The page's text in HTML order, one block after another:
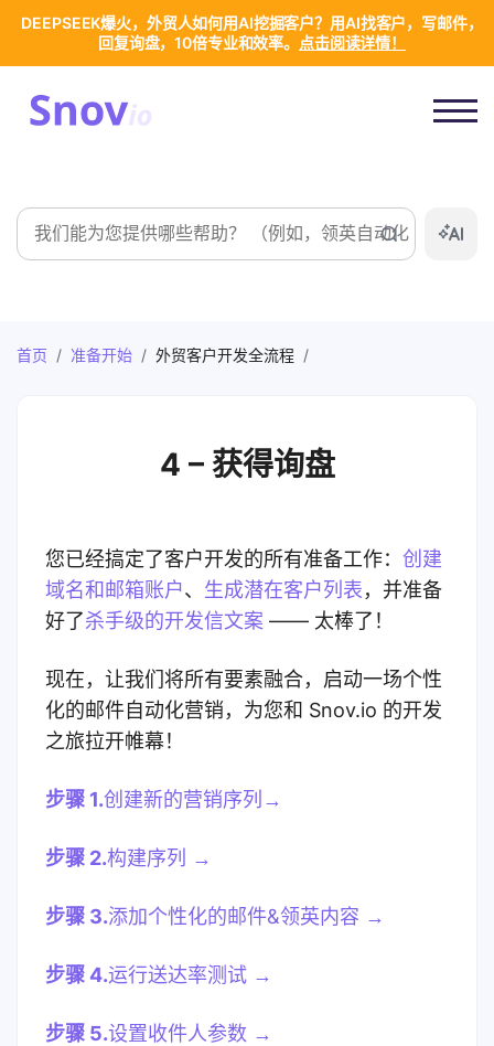
搜
索
首页 / 准备开始 / 外贸客户开发全流程 /
4 – 获得询盘
您已经搞定了客户开发的所有准备工作： 创建
域名和邮箱账户、 生成潜在客户列表，并准备
好了杀手级的开发信文案 —— 太棒了！
现在，让我们将所有要素融合，启动一场个性
化的邮件自动化营销，为您和 Snov.io 的开发
之旅拉开帷幕！
步骤 1.创建新的营销序列→
步骤 2.构建序列 →
步骤 3.添加个性化的邮件&领英内容 →
步骤 4.运行送达率测试 →
步骤 5.设置收件人参数 →
DEEPSEEK爆火，外贸人如何用AI挖掘客户？用AI找客户，写邮件，
回复询盘，10倍专业和效率。 点击阅读详情！